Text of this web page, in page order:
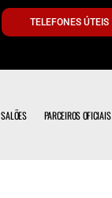
TELEFONES ÚTEIS
PARCEIROS OFICIAIS